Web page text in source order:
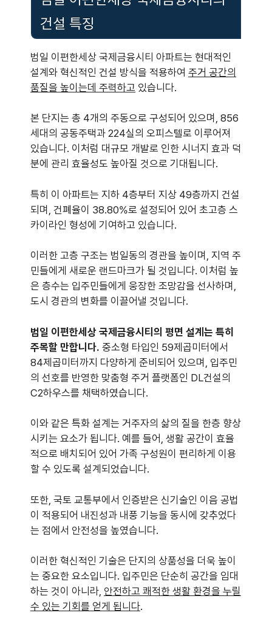
건설 특징
범일 이편한세상 국제금융시티 아파트는 현대적인
설계와 혁신적인 건설 방식을 적용하여 주거 공간의
품질을 높이는데 주력하고 있습니다.
본 단지는 총 4개의 주동으로 구성되어 있으며, 856
세대의 공동주택과 224실의 오피스텔로 이루어져
있습니다. 이처럼 대규모 개발로 인한 시너지 효과 덕
분에 관리 효율성도 높아질 것으로 기대됩니다.
특히 이 아파트는 지하 4층부터 지상 49층까지 건설
되며, 건폐율이 38.80%로 설정되어 있어 초고층 스
카이라인 형성에 기여하고 있습니다.
이러한 고층 구조는 범일동의 경관을 높이며, 지역 주
민들에게 새로운 랜드마크가 될 것입니다. 이처럼 높
은 층수는 입주민들에게 웅장한 조망감을 선사하며,
도시 경관의 변화를 이끌어낼 것입니다.
범일 이편한세상 국제금융시티의 평면 설계는 특히
주목할 만합니다. 중소형 타입인 59제곱미터에서
84제곱미터까지 다양하게 준비되어 있으며, 입주민
의 선호를 반영한 맞춤형 주거 플랫폼인 DL건설의
C2하우스를 채택하였습니다.
이와 같은 특화 설계는 거주자의 삶의 질을 한층 향상
시키는 요소가 됩니다. 예를 들어, 생활 공간이 효율
적으로 배치되어 있어 가족 구성원이 편리하게 이용
할 수 있도록 설계되었습니다.
또한, 국토 교통부에서 인증받은 신기술인 이음 공법
이 적용되어 내진성과 내풍 기능을 동시에 갖추었다
는 점에서 안전성을 높였습니다.
이러한 혁신적인 기술은 단지의 상품성을 더욱 높이
는 중요한 요소입니다. 입주민은 단순히 공간을 임대
하는 것이 아니라, 안전하고 쾌적한 생활 환경을 누릴
수 있는 기회를 얻게 됩니다.